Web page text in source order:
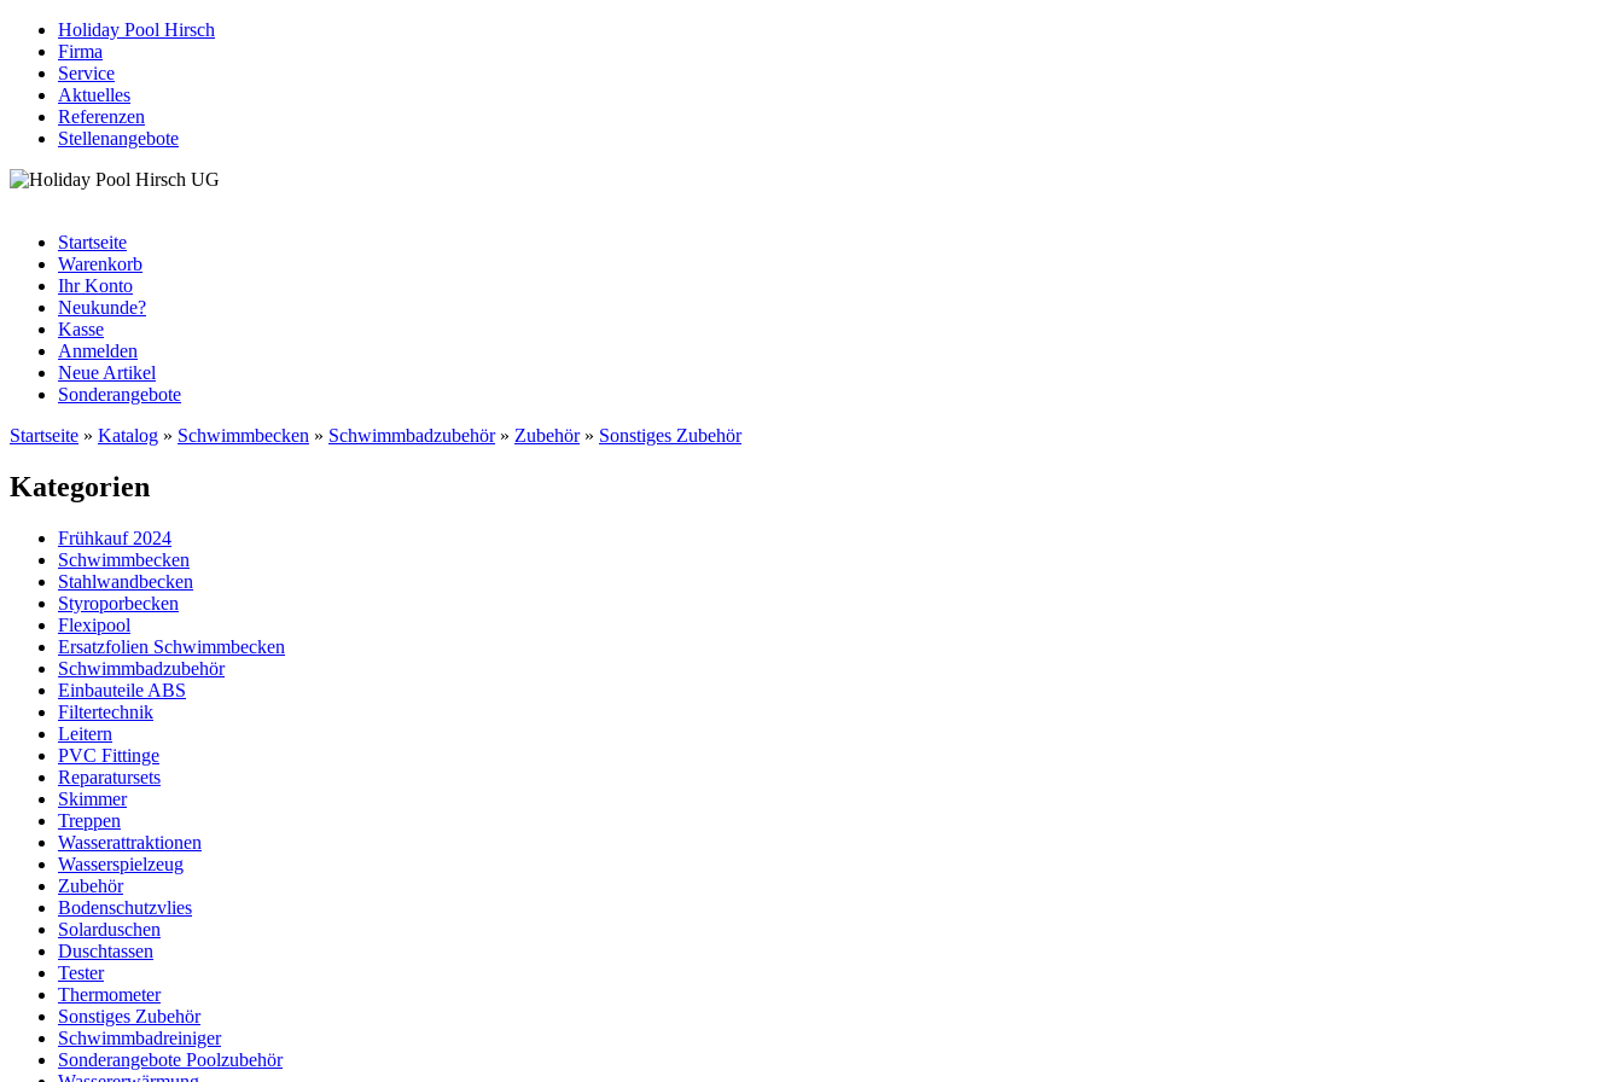
Holiday Pool Hirsch
Firma
Service
Aktuelles
Referenzen
Stellenangebote
Startseite
Warenkorb
Ihr Konto
Neukunde?
Kasse
Anmelden
Neue Artikel
Sonderangebote
Startseite » Katalog » Schwimmbecken » Schwimmbadzubehör» Zubehör» Sonstiges Zubehör
Kategorien
Frühkauf 2024
Schwimmbecken
Stahlwandbecken
Styroporbecken
Flexipool
Ersatzfolien Schwimmbecken
Schwimmbadzubehör
Einbauteile ABS
Filtertechnik
Leitern
PVC Fittinge
Reparatursets
Skimmer
Treppen
Wasserattraktionen
Wasserspielzeug
Zubehör
Bodenschutzvlies
Solarduschen
Duschtassen
Tester
Thermometer
Sonstiges Zubehör
Schwimmbadreiniger
Sonderangebote Poolzubehör